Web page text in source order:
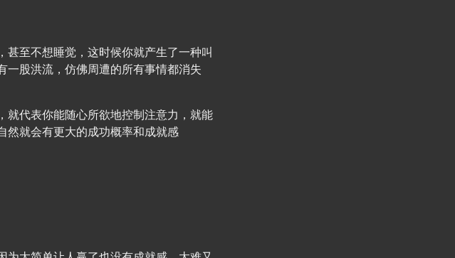
至不想睡觉，这时候你就产生了一种叫
一股洪流，仿佛周遭的所有事情都消失
代表你能随心所欲地控制注意力，就能
然就会有更大的成功概率和成就感